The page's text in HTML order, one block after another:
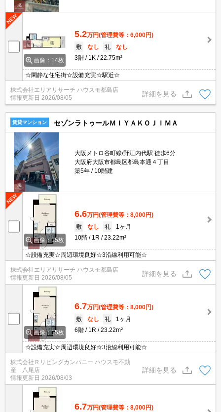
画像：14枚
5.2万円(管理費等：6,000円)
敷
なし 礼
なし
3階
1K 22.75m²
☆閑静な住宅街☆設備充実☆駅近☆
株式会社エリアリサーチ ハウスモ都島店
情報更新日 2026/08/05
詳細を見る
賃貸マンション セゾンラトゥールＭＩＹＡＫＯＪＩＭＡ
大阪メトロ谷町線/野江内代駅 徒歩6分
大阪府大阪市都島区都島本通４丁目
築5年
10階建
画像：15枚
6.6万円(管理費等：8,000円)
敷
なし 礼
1ヶ月
10階
1R 23.22m²
☆設備充実☆周辺環境良好☆3沿線利用可能☆
株式会社エリアリサーチ ハウスモ都島店
情報更新日 2026/08/05
詳細を見る
画像：15枚
6.7万円(管理費等：8,000円)
敷
なし 礼
1ヶ月
6階
1R 23.22m²
☆設備充実☆周辺環境良好☆3沿線利用可能☆
株式会社Ｒリビングカンパニー ハウスモ不動
産 八尾店
情報更新日 2026/08/03
詳細を見る
6.7万円(管理費等：8,000円)